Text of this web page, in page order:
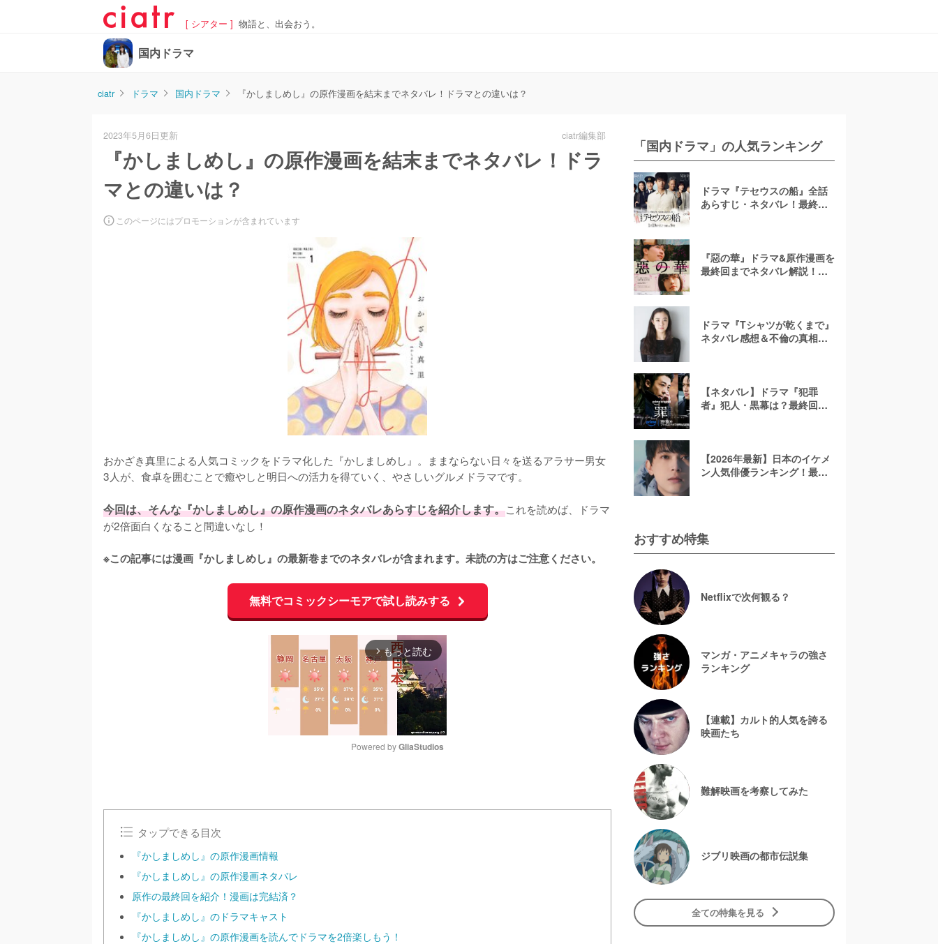
[ シアター ] 物語と、出会おう。
国内ドラマ
ciatr ドラマ 国内ドラマ 『かしましめし』の原作漫画を結末までネタバレ！ドラマとの違いは？
2023年5月6日更新 ciatr編集部
『かしましめし』の原作漫画を結末までネタバレ！ドラ
マとの違いは？
このページにはプロモーションが含まれています
おかざき真里による人気コミックをドラマ化した『かしましめし』。ままならない日々を送るアラサー男女
3人が、食卓を囲むことで癒やしと明日への活力を得ていく、やさしいグルメドラマです。
今回は、そんな『かしましめし』の原作漫画のネタバレあらすじを紹介します。これを読めば、ドラマ
が2倍面白くなること間違いなし！
※この記事には漫画『かしましめし』の最新巻までのネタバレが含まれます。未読の方はご注意ください。
無料でコミックシーモアで試し読みする
arrow_forward_ios もっと読む
u
Powered by GliaStudios
タップできる目次
『かしましめし』の原作漫画情報
『かしましめし』の原作漫画ネタバレ
原作の最終回を紹介！漫画は完結済？
『かしましめし』のドラマキャスト
『かしましめし』の原作漫画を読んでドラマを2倍楽しもう！
「国内ドラマ」の人気ランキング
ドラマ『テセウスの船』全話
あらすじ・ネタバレ！最終回
『惡の華』ドラマ&原作漫画を
最終回までネタバレ解説！ア
ドラマ『Tシャツが乾くまで』
ネタバレ感想＆不倫の真相や
【ネタバレ】ドラマ『犯罪
者』犯人・黒幕は？最終回ラ
【2026年最新】日本のイケメ
ン人気俳優ランキング！最も
おすすめ特集
Netflixで次何観る？
マンガ・アニメキャラの強さ
ランキング
【連載】カルト的人気を誇る
映画たち
難解映画を考察してみた
ジブリ映画の都市伝説集
全ての特集を見る